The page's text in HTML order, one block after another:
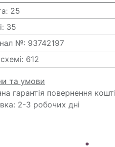
: 25
: 35
№: 93742197
: 612
та умови
гарантія повернення
2-3 робочих дні